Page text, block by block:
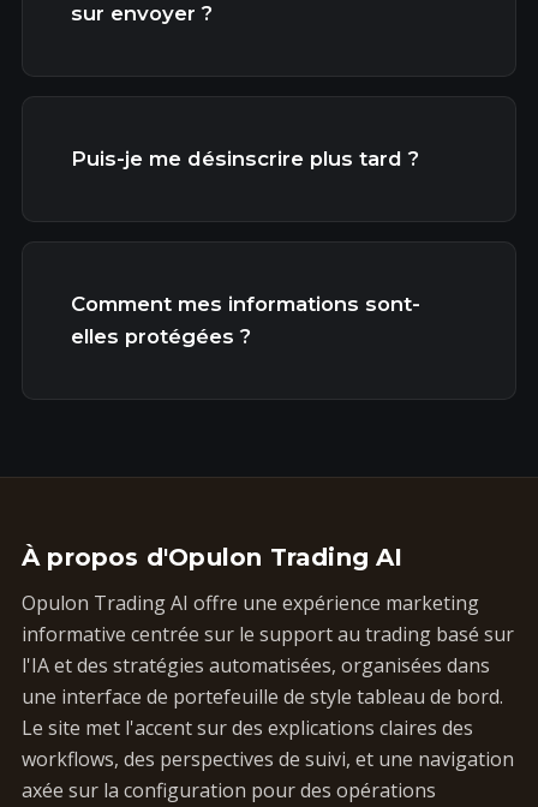
sur envoyer ?
Puis-je me désinscrire plus tard ?
Comment mes informations sont-
elles protégées ?
À propos d'Opulon Trading AI
Opulon Trading AI offre une expérience marketing
informative centrée sur le support au trading basé sur
l'IA et des stratégies automatisées, organisées dans
une interface de portefeuille de style tableau de bord.
Le site met l'accent sur des explications claires des
workflows, des perspectives de suivi, et une navigation
axée sur la configuration pour des opérations